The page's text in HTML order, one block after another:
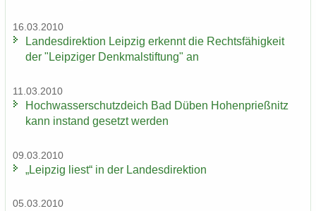
16.03.2010
Lan­des­di­rek­ti­on Leip­zig er­kennt die Rechts­fä­hig­keit
der "Leip­zi­ger Denk­mal­stif­tung" an
11.03.2010
Hoch­was­ser­schutz­deich Bad Düben Ho­hen­prieß­nitz
kann in­stand ge­setzt wer­den
09.03.2010
„Leip­zig liest“ in der Lan­des­di­rek­ti­on
05.03.2010